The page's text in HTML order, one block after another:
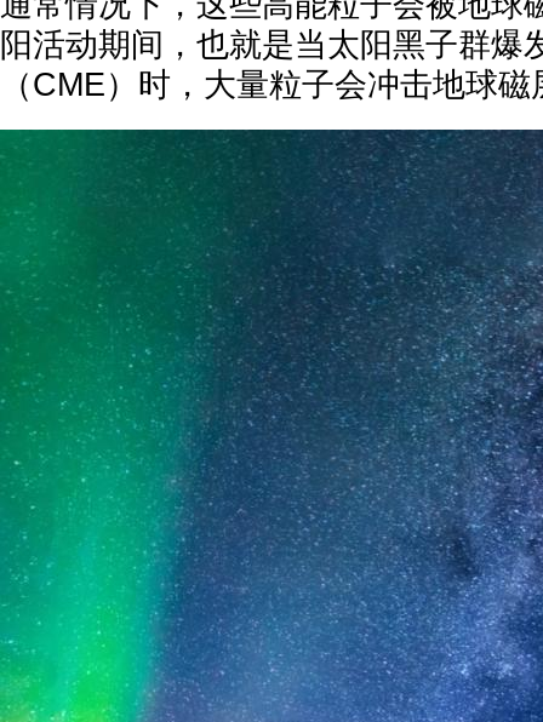
阳活动期间，也就是当太阳黑子群爆
（CME）时，大量粒子会冲击地球磁